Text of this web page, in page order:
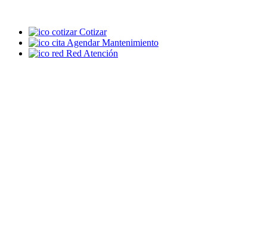
Cotizar
Agendar Mantenimiento
Red Atención